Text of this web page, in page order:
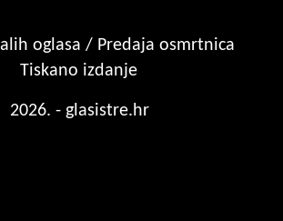
oglasa / Predaja osmrtnica
Tiskano izdanje
2026. - glasistre.hr